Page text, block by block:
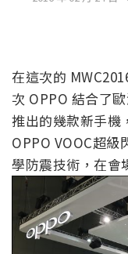
在這次的
次 OPPO 結合了
推出的幾款新手機
OPPO VOOC超
學防震技術，在會